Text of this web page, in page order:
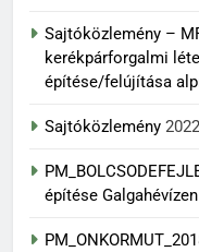
Sajtóközlemény –
kerékpárforgalmi
építése/felújítása
Sajtóközlemény
építése Galgahévízen